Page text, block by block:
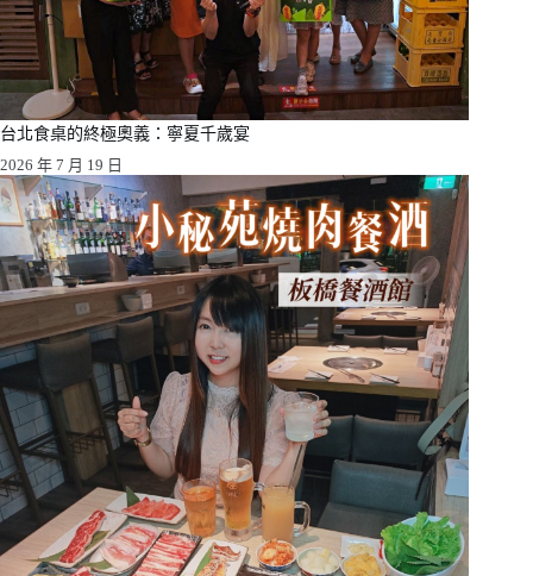
台北食桌的終極奧義：寧夏千歲宴
2026 年 7 月 19 日